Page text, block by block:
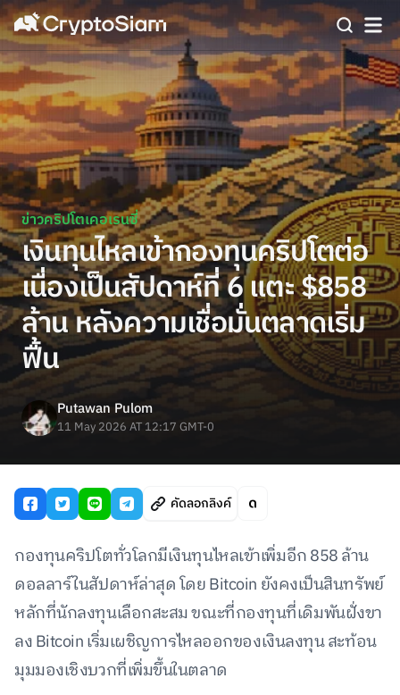
ข่าวคริปโตเคอเรนซี่
เงินทุนไหลเข้ากองทุนคริปโตต่อ
เนื่องเป็นสัปดาห์ที่ 6 แตะ $858
ล้าน หลังความเชื่อมั่นตลาดเริ่ม
ฟื้น
Putawan Pulom
11 May 2026 AT 12:17 GMT-0
คัดลอกลิงค์
กองทุนคริปโตทั่วโลกมีเงินทุนไหลเข้าเพิ่มอีก 858 ล้าน
ดอลลาร์ในสัปดาห์ล่าสุด โดย Bitcoin ยังคงเป็นสินทรัพย์
หลักที่นักลงทุนเลือกสะสม ขณะที่กองทุนที่เดิมพันฝั่งขา
ลง Bitcoin เริ่มเผชิญการไหลออกของเงินลงทุน สะท้อน
มุมมองเชิงบวกที่เพิ่มขึ้นในตลาด